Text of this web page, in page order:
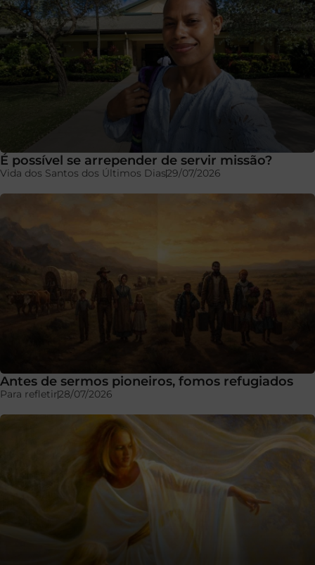
É possível se arrepender de servir missão?
Vida dos Santos dos Últimos Dias29/07/2026
Antes de sermos pioneiros, fomos refugiados
Para refletir28/07/2026